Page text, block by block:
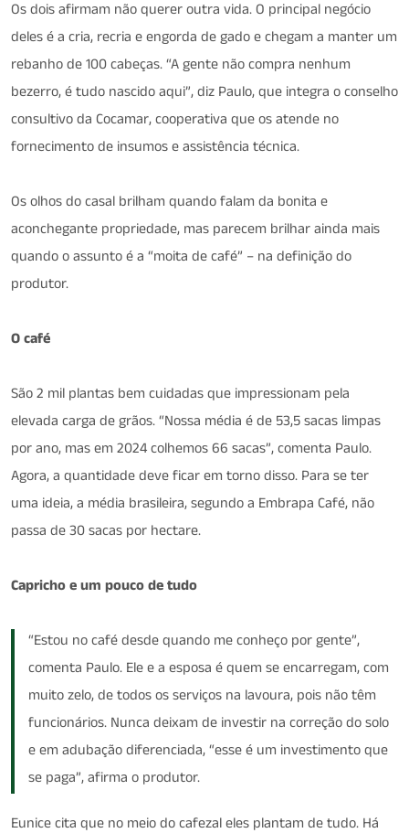
Os dois afirmam não querer outra vida. O principal negócio
deles é a cria, recria e engorda de gado e chegam a manter um
rebanho de 100 cabeças. “A gente não compra nenhum
bezerro, é tudo nascido aqui”, diz Paulo, que integra o conselho
consultivo da Cocamar, cooperativa que os atende no
fornecimento de insumos e assistência técnica.
Os olhos do casal brilham quando falam da bonita e
aconchegante propriedade, mas parecem brilhar ainda mais
quando o assunto é a “moita de café” – na definição do
produtor.
O café
São 2 mil plantas bem cuidadas que impressionam pela
elevada carga de grãos. “Nossa média é de 53,5 sacas limpas
por ano, mas em 2024 colhemos 66 sacas”, comenta Paulo.
Agora, a quantidade deve ficar em torno disso. Para se ter
uma ideia, a média brasileira, segundo a Embrapa Café, não
passa de 30 sacas por hectare.
Capricho e um pouco de tudo
“Estou no café desde quando me conheço por gente”,
comenta Paulo. Ele e a esposa é quem se encarregam, com
muito zelo, de todos os serviços na lavoura, pois não têm
funcionários. Nunca deixam de investir na correção do solo
e em adubação diferenciada, “esse é um investimento que
se paga”, afirma o produtor.
Eunice cita que no meio do cafezal eles plantam de tudo. Há